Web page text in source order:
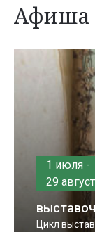
Афиша
1 июля -
29
Цикл